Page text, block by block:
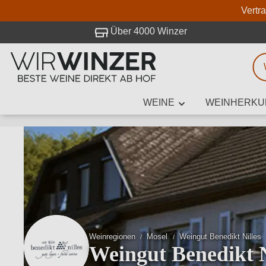
Über 4000 Winzer
WEINE
Weinregionen Mosel Weingut Benedikt Nilles
Weingut Benedikt
Weinsuche
Mindestens 3
bei WirWinzer.